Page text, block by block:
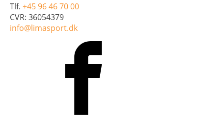
Tlf. +45 96 46 70 00
CVR: 36054379
info@limasport.dk